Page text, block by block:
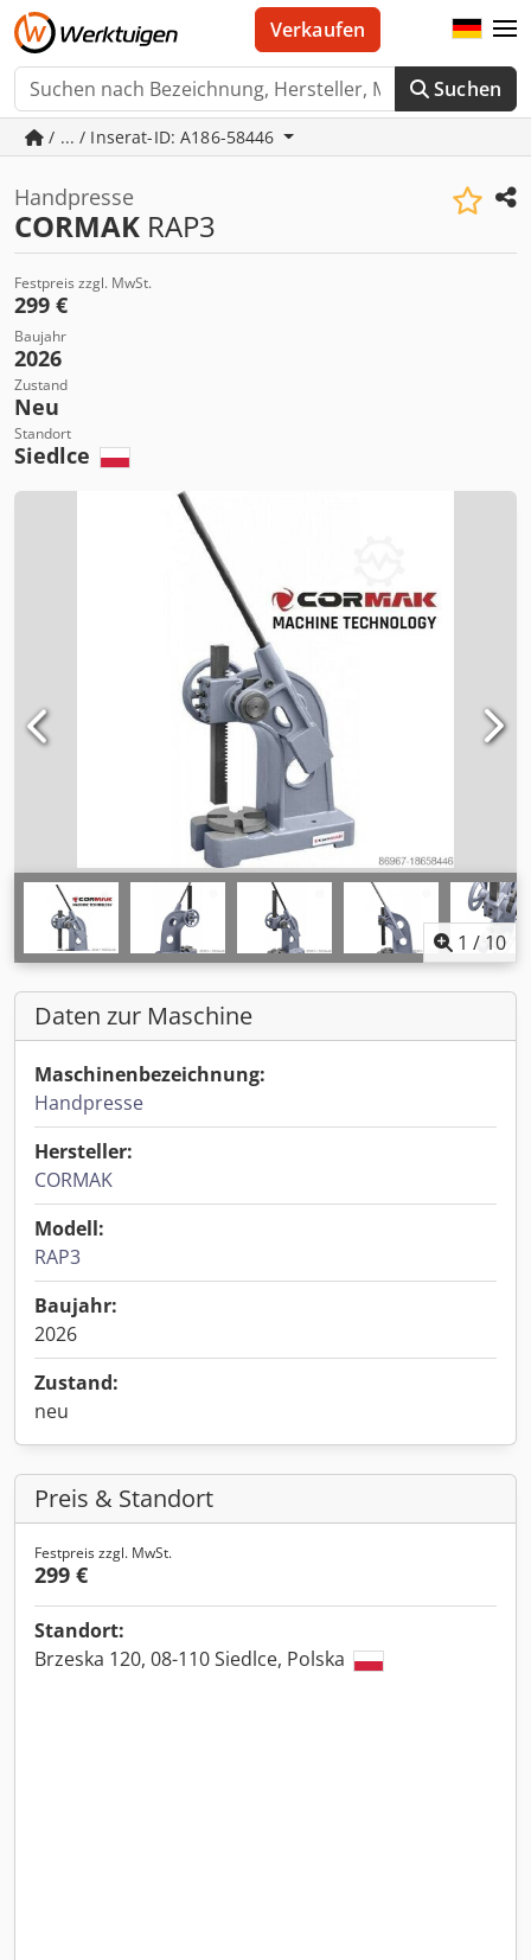
Suchen
Verkaufen
/ ... / Inserat-ID: A186-58446
Handpresse
CORMAK RAP3
Festpreis zzgl. MwSt.
299 €
Baujahr
2026
Zustand
Neu
Standort
Siedlce
1 / 10
Daten zur Maschine
Maschinenbezeichnung:
Handpresse
Hersteller:
CORMAK
Modell:
RAP3
Baujahr:
2026
Zustand:
neu
Preis & Standort
Festpreis zzgl. MwSt.
299 €
Standort:
Brzeska 120, 08-110 Siedlce, Polska